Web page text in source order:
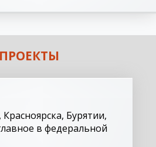
Бурятии,
в федеральной